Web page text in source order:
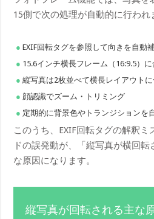
15側で次の処理が自動的に行われ
EXIF回転タグを参照して向きを自動
15.6インチ横長フレーム（16:9.5）
縦写真は2枚並べて横長レイアウトに
顔認識でズーム・トリミング
定期的に背景色やトランジションを
このうち、EXIF回転タグの解釈
ドの誤発動が、「縦写真が横回
な原因になります。
縦写真が回転される主な